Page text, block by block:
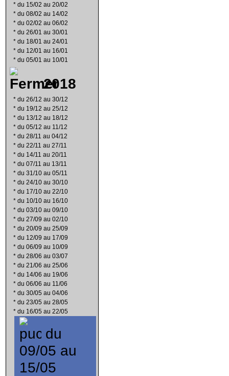
* du 15/02 au 20/02
* du 08/02 au 14/02
* du 02/02 au 06/02
* du 26/01 au 30/01
* du 18/01 au 24/01
* du 12/01 au 16/01
* du 05/01 au 10/01
2018
* du 26/12 au 30/12
* du 19/12 au 25/12
* du 13/12 au 18/12
* du 05/12 au 11/12
* du 28/11 au 04/12
* du 22/11 au 27/11
* du 14/11 au 20/11
* du 07/11 au 13/11
* du 31/10 au 05/11
* du 24/10 au 30/10
* du 17/10 au 22/10
* du 10/10 au 16/10
* du 03/10 au 09/10
* du 27/09 au 02/10
* du 20/09 au 25/09
* du 12/09 au 17/09
* du 06/09 au 10/09
* du 28/06 au 03/07
* du 21/06 au 25/06
* du 14/06 au 19/06
* du 06/06 au 11/06
* du 30/05 au 04/06
* du 23/05 au 28/05
* du 16/05 au 22/05
du
09/05 au
15/05